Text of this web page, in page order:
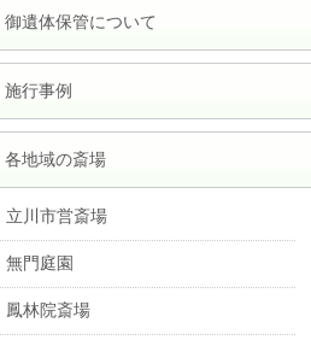
御遺体保管について
施行事例
各地域の斎場
立川市営斎場
無門庭園
鳳林院斎場